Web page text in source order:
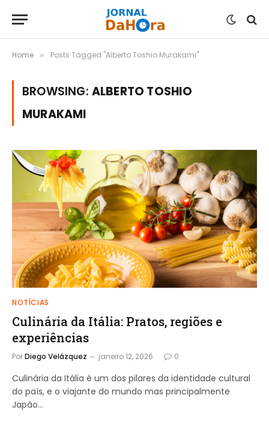
Home » Posts Tagged "Alberto Toshio Murakami"
BROWSING: ALBERTO TOSHIO
MURAKAMI
NOTÍCIAS
Culinária da Itália: Pratos, regiões e
experiências
PorDiego Velázquez janeiro 12, 2026 0
Culinária da Itália é um dos pilares da identidade cultural
do país, e o viajante do mundo mas principalmente
Japão…